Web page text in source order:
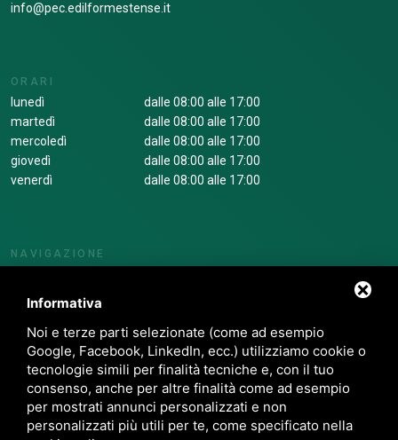
info@pec.edilformestense.it
ORARI
lunedì
dalle 08:00 alle 17:00
martedì
dalle 08:00 alle 17:00
mercoledì
dalle 08:00 alle 17:00
giovedì
dalle 08:00 alle 17:00
venerdì
dalle 08:00 alle 17:00
NAVIGAZIONE
Servizi
News
Contatti
Privacy
Whistleblowing
Mod. Organizzativo Ex D.Lgs 231/01
Area riservata
Informativa
Noi e terze parti selezionate (come ad esempio
Google, Facebook, LinkedIn, ecc.) utilizziamo cookie o
tecnologie simili per finalità tecniche e, con il tuo
consenso, anche per altre finalità come ad esempio
per mostrati annunci personalizzati e non
personalizzati più utili per te, come specificato nella